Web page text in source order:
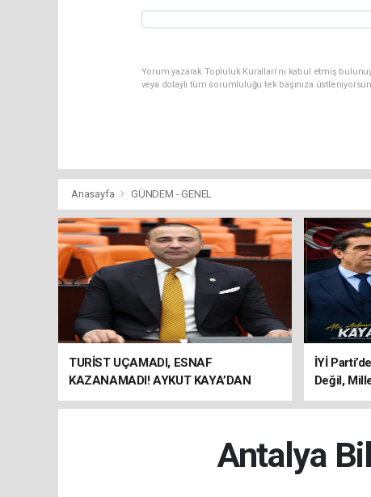
Yorum yazarak Topluluk Kuralları’nı kabul etmiş
veya dolaylı tüm sorumluluğu tek başınıza
Anasayfa GÜNDEM - GENEL
TURİST UÇAMADI, ESNAF
KAZANAMADI! AYKUT KAYA’DAN
"BAGAJ HAKKI" ÇAĞRISI
İYİ
Değil,
Antalya